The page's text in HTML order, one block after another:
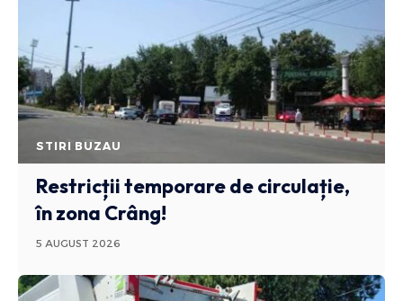
STIRI BUZAU
Restricții temporare de circulație,
în zona Crâng!
5 AUGUST 2026